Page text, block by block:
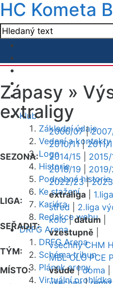
HC Kometa
Klub
Základní údaje
Vedení a kontakty
Logo
Historie
Podrobná historie
Ke stažení
Kariéra
Redakce webu
DRFG Arena
DRFG Arena
Schéma tribun
Plánek areny
Virtuální prohlídka
Zápasy »
extraligy
SEZONA:
2006/07|
2010/11|2011/
2014/15
2015/
2018/19
2022/23|
LIGA:
extraliga 1.liga
střed
2.liga
SEŘADIT:
kolo|datum
vzestupně
TÝM:
všechny CHM
MBL OLO PCE
MÍSTO:
všude|doma